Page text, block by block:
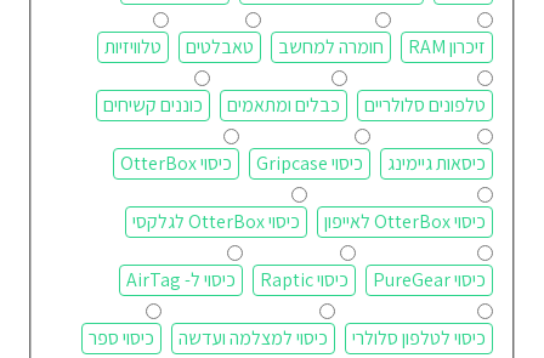
זיכרון RAM חומרה למחשב טאבלטים טלוויזיות
טלפונים סלולריים כבלים ומתאמים כוננים קשיחים
כיסאות גיימינג כיסוי Gripcase כיסוי OtterBox
כיסוי OtterBox לאייפון כיסוי OtterBox לגלקסי
כיסוי PureGear כיסוי Raptic כיסוי ל- AirTag
כיסוי לטלפון סלולרי כיסוי למצלמה ועדשה כיסוי ספר